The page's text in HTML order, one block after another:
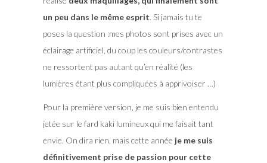
un peu dans le même esprit. Si jamais tu te
poses la question :mes photos sont prises avec un
éclairage artificiel, du coup les couleurs/contrastes
ne ressortent pas autant qu’en réalité (les
lumières étant plus compliquées à apprivoiser …)
Pour la première version, je me suis bien entendu
jetée sur le fard kaki lumineux qui me faisait tant
envie. On dira rien, mais cette année je me suis
définitivement prise de passion pour cette